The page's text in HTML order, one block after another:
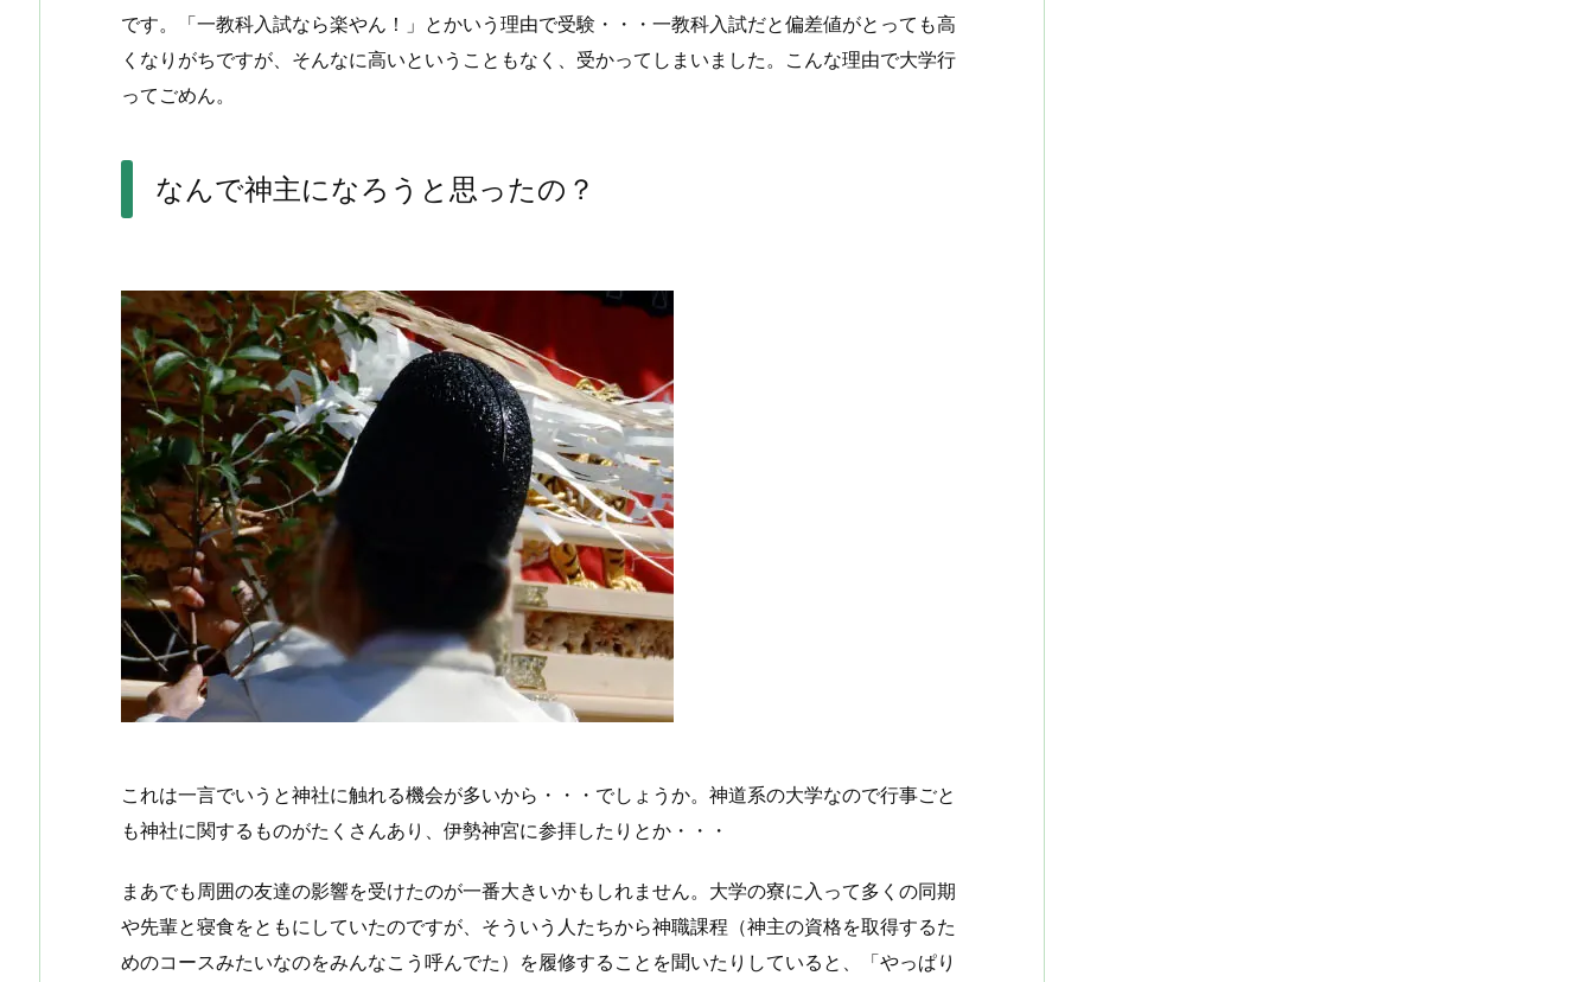
です。「一教科入試なら楽やん！」とかいう理由で受験・・・一教科入試だと偏差値がとっても高
くなりがちですが、そんなに高いということもなく、受かってしまいました。こんな理由で大学行
ってごめん。
なんで神主になろうと思ったの？
これは一言でいうと神社に触れる機会が多いから・・・でしょうか。神道系の大学なので行事ごと
も神社に関するものがたくさんあり、伊勢神宮に参拝したりとか・・・
まあでも周囲の友達の影響を受けたのが一番大きいかもしれません。大学の寮に入って多くの同期
や先輩と寝食をともにしていたのですが、そういう人たちから神職課程（神主の資格を取得するた
めのコースみたいなのをみんなこう呼んでた）を履修することを聞いたりしていると、「やっぱり